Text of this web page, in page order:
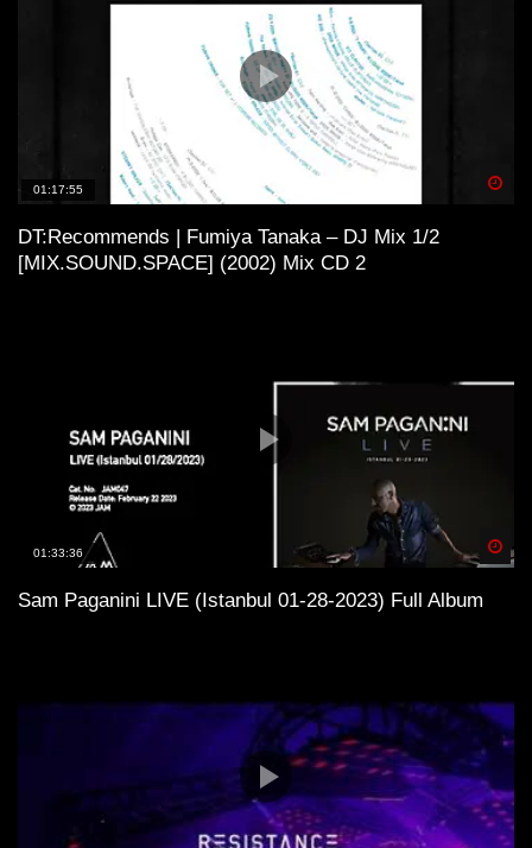
01:17:55
DT:Recommends | Fumiya Tanaka – DJ Mix 1/2
[MIX.SOUND.SPACE] (2002) Mix CD 2
01:33:36
Sam Paganini LIVE (Istanbul 01-28-2023) Full Album